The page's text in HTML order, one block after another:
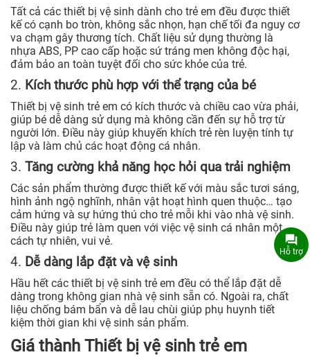
Tất cả các thiết bị vệ sinh dành cho trẻ em đều được thiết
kế có cạnh bo tròn, không sắc nhọn, hạn chế tối đa nguy cơ
va chạm gây thương tích. Chất liệu sử dụng thường là
nhựa ABS, PP cao cấp hoặc sứ tráng men không độc hại,
đảm bảo an toàn tuyệt đối cho sức khỏe của trẻ.
2. Kích thước phù hợp với thể trạng của bé
Thiết bị vệ sinh trẻ em có kích thước và chiều cao vừa phải,
giúp bé dễ dàng sử dụng mà không cần đến sự hỗ trợ từ
người lớn. Điều này giúp khuyến khích trẻ rèn luyện tính tự
lập và làm chủ các hoạt động cá nhân.
3. Tăng cường khả năng học hỏi qua trải nghiệm
Các sản phẩm thường được thiết kế với màu sắc tươi sáng,
hình ảnh ngộ nghĩnh, nhân vật hoạt hình quen thuộc… tạo
cảm hứng và sự hứng thú cho trẻ mỗi khi vào nhà vệ sinh.
Điều này giúp trẻ làm quen với việc vệ sinh cá nhân một
cách tự nhiên, vui vẻ.
4. Dễ dàng lắp đặt và vệ sinh
Hầu hết các thiết bị vệ sinh trẻ em đều có thể lắp đặt dễ
dàng trong không gian nhà vệ sinh sẵn có. Ngoài ra, chất
liệu chống bám bẩn và dễ lau chùi giúp phụ huynh tiết
kiệm thời gian khi vệ sinh sản phẩm.
Giá thành Thiết bị vệ sinh trẻ em
Hỗ trợ